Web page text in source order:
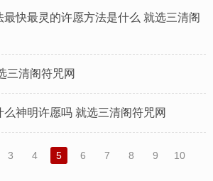
快最灵的许愿方法是什么 就选三清阁
三清阁符咒网
神明许愿吗 就选三清阁符咒网
3 4 5 6 7 8 9
10